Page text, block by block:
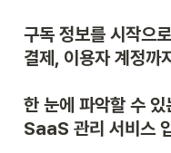
구독 정보를 시작으로
결제, 이용자 계정까지
한 눈에 파악할 수 있
SaaS 관리 서비스